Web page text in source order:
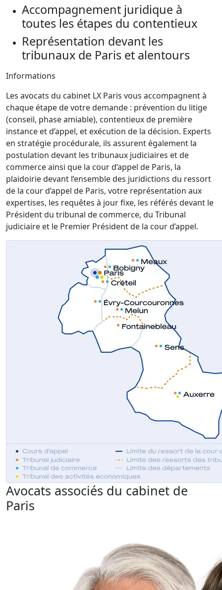
Accompagnement juridique à
toutes les étapes du contentieux
Représentation devant les
tribunaux de Paris et alentours
Informations
Les avocats du cabinet LX Paris vous accompagnent à
chaque étape de votre demande : prévention du litige
(conseil, phase amiable), contentieux de première
instance et d’appel, et exécution de la décision. Experts
en stratégie procédurale, ils assurent également la
postulation devant les tribunaux judiciaires et de
commerce ainsi que la cour d’appel de Paris, la
plaidoirie devant l’ensemble des juridictions du ressort
de la cour d’appel de Paris, votre représentation aux
expertises, les requêtes à jour fixe, les référés devant le
Président du tribunal de commerce, du Tribunal
judiciaire et le Premier Président de la cour d’appel.
Avocats associés du cabinet de
Paris